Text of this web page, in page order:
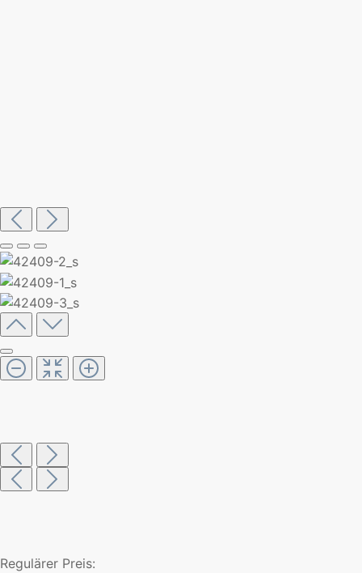
Regulärer Preis: